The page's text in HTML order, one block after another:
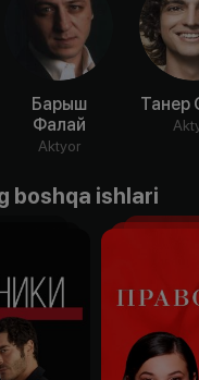
Барыш
Фалай
Aktyor
Танер
boshqa ishlari